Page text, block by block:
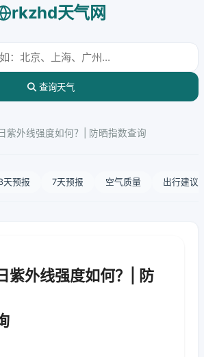
rkzhd天气网
查询天气
紫外线强度如何？| 防晒指数查询
天预报 7天预报 空气质量 出行建议
紫外线强度如何？| 防